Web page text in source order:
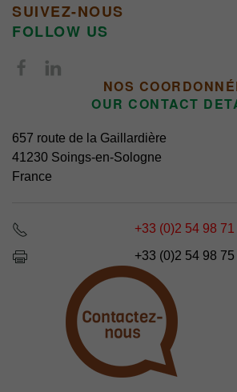
SUIVEZ-NOUS
FOLLOW US
NOS
OUR CONTACT
657 route de la Gaillardière
41230 Soings-en-Sologne
France
+33 (0)2 54 98 71
+33 (0)2 54 98 75